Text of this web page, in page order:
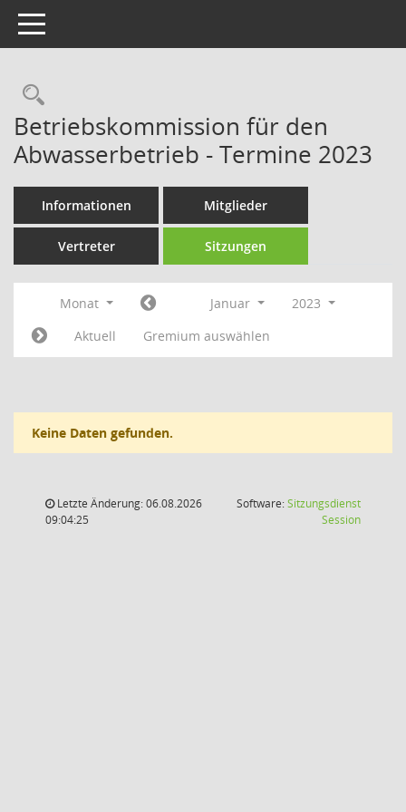
Toggle navigation
Rechercheauswahl
Betriebskommission für den
Abwasserbetrieb - Termine 2023
Informationen Mitglieder
Vertreter Sitzungen
Monat Januar
2023
Aktuell
Gremium auswählen
Keine Daten gefunden.
Letzte Änderung: 06.08.2026
09:04:25
Software:Sitzungsdienst
Session(Wird in